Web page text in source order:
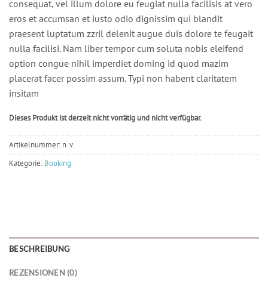
consequat, vel illum dolore eu feugiat nulla facilisis at vero
eros et accumsan et iusto odio dignissim qui blandit
praesent luptatum zzril delenit augue duis dolore te feugait
nulla facilisi. Nam liber tempor cum soluta nobis eleifend
option congue nihil imperdiet doming id quod mazim
placerat facer possim assum. Typi non habent claritatem
insitam
Dieses Produkt ist derzeit nicht vorrätig und nicht verfügbar.
Artikelnummer: n. v.
Kategorie: Booking
BESCHREIBUNG
REZENSIONEN (0)